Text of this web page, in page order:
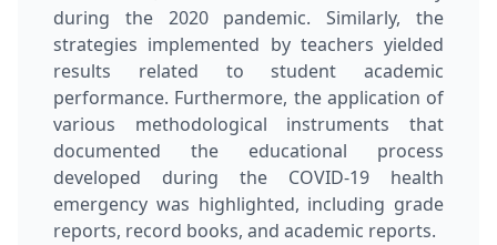
during the 2020 pandemic. Similarly, the
strategies implemented by teachers yielded
results related to student academic
performance. Furthermore, the application of
various methodological instruments that
documented the educational process
developed during the COVID-19 health
emergency was highlighted, including grade
reports, record books, and academic reports.